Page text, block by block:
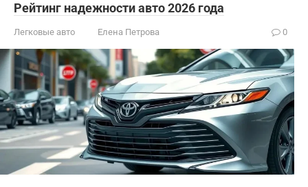
Рейтинг надежности авто 2026 года
Легковые авто Елена Петрова 0